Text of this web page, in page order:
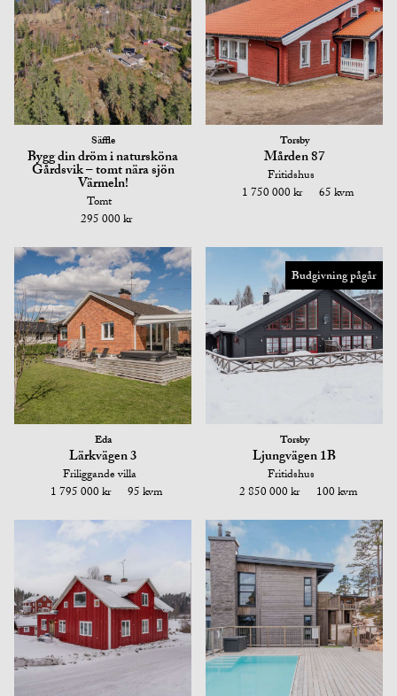
Säffle
Bygg din dröm i natursköna
Gårdsvik – tomt nära sjön
Värmeln!
Tomt
295 000 kr
Torsby
Mården 87
Fritidshus
1 750 000 kr
65 kvm
Eda
Lärkvägen 3
Friliggande villa
1 795 000 kr
95 kvm
Budgivning pågår
Torsby
Ljungvägen 1B
Fritidshus
2 850 000 kr
100 kvm